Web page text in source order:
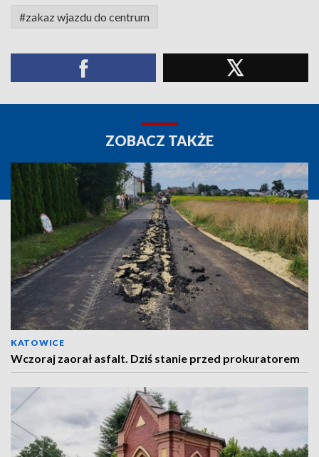
#zakaz wjazdu do centrum
ZOBACZ TAKŻE
KATOWICE
Wczoraj zaorał asfalt. Dziś stanie przed prokuratorem